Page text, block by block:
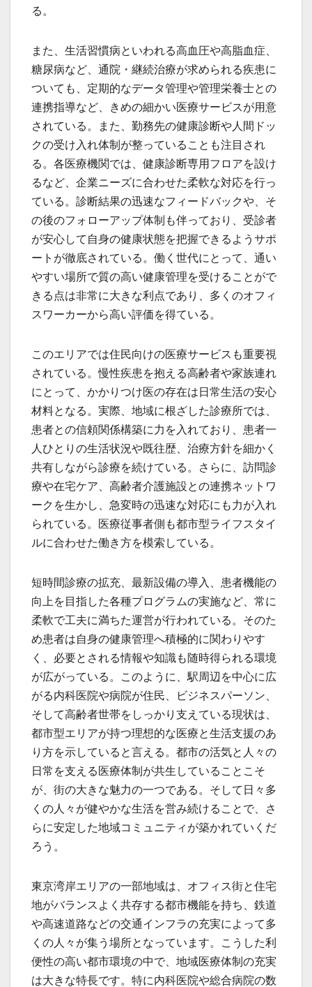
る。
また、生活習慣病といわれる高血圧や高脂血症、
糖尿病など、通院・継続治療が求められる疾患に
ついても、定期的なデータ管理や管理栄養士との
連携指導など、きめの細かい医療サービスが用意
されている。また、勤務先の健康診断や人間ドッ
クの受け入れ体制が整っていることも注目され
る。各医療機関では、健康診断専用フロアを設け
るなど、企業ニーズに合わせた柔軟な対応を行っ
ている。診断結果の迅速なフィードバックや、そ
の後のフォローアップ体制も伴っており、受診者
が安心して自身の健康状態を把握できるようサポ
ートが徹底されている。働く世代にとって、通い
やすい場所で質の高い健康管理を受けることがで
きる点は非常に大きな利点であり、多くのオフィ
スワーカーから高い評価を得ている。
このエリアでは住民向けの医療サービスも重要視
されている。慢性疾患を抱える高齢者や家族連れ
にとって、かかりつけ医の存在は日常生活の安心
材料となる。実際、地域に根ざした診療所では、
患者との信頼関係構築に力を入れており、患者一
人ひとりの生活状況や既往歴、治療方針を細かく
共有しながら診療を続けている。さらに、訪問診
療や在宅ケア、高齢者介護施設との連携ネットワ
ークを生かし、急変時の迅速な対応にも力が入れ
られている。医療従事者側も都市型ライフスタイ
ルに合わせた働き方を模索している。
短時間診療の拡充、最新設備の導入、患者機能の
向上を目指した各種プログラムの実施など、常に
柔軟で工夫に満ちた運営が行われている。そのた
め患者は自身の健康管理へ積極的に関わりやす
く、必要とされる情報や知識も随時得られる環境
が広がっている。このように、駅周辺を中心に広
がる内科医院や病院が住民、ビジネスパーソン、
そして高齢者世帯をしっかり支えている現状は、
都市型エリアが持つ理想的な医療と生活支援のあ
り方を示していると言える。都市の活気と人々の
日常を支える医療体制が共生していることこそ
が、街の大きな魅力の一つである。そして日々多
くの人々が健やかな生活を営み続けることで、さ
らに安定した地域コミュニティが築かれていくだ
ろう。
東京湾岸エリアの一部地域は、オフィス街と住宅
地がバランスよく共存する都市機能を持ち、鉄道
や高速道路などの交通インフラの充実によって多
くの人々が集う場所となっています。こうした利
便性の高い都市環境の中で、地域医療体制の充実
は大きな特長です。特に内科医院や総合病院の数